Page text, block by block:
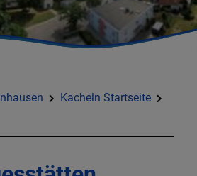
Kacheln Startseite